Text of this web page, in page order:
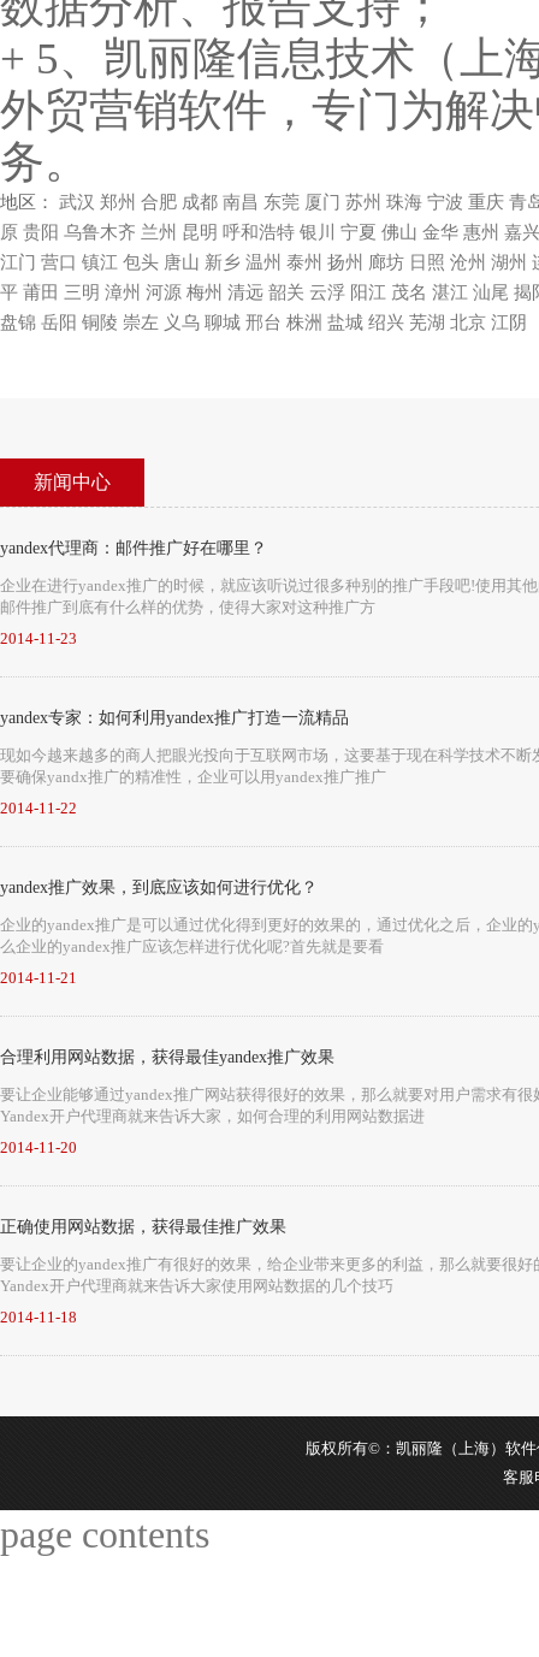
+ 5、凯丽隆信息技术（上
外贸营销软件，专门为解
务。
地区： 武汉 郑州 合肥 成都 南昌 东莞 厦门 苏州 珠海 宁波 重庆 青
原 贵阳 乌鲁木齐 兰州 昆明 呼和浩特 银川 宁夏 佛山 金华 惠州 嘉兴
江门 营口 镇江 包头 唐山 新乡 温州 泰州 扬州 廊坊 日照 沧州 湖州
平 莆田 三明 漳州 河源 梅州 清远 韶关 云浮 阳江 茂名 湛江 汕尾 揭
盘锦 岳阳 铜陵 崇左 义乌 聊城 邢台 株洲 盐城 绍兴 芜湖 北京 江阴
新闻中心
yandex代理商：邮件推广好在哪里？
企业在进行yandex推广的时候，就应该听说过很多种别的推广手段吧!使用其
邮件推广到底有什么样的优势，使得大家对这种推广方
2014-11-23
yandex专家：如何利用yandex推广打造一流精品
现如今越来越多的商人把眼光投向于互联网市场，这要基于现在科学技术不
要确保yandx推广的精准性，企业可以用yandex推广推广
2014-11-22
yandex推广效果，到底应该如何进行优化？
企业的yandex推广是可以通过优化得到更好的效果的，通过优化之后，企业
么企业的yandex推广应该怎样进行优化呢?首先就是要看
2014-11-21
合理利用网站数据，获得最佳yandex推广效果
要让企业能够通过yandex推广网站获得很好的效果，那么就要对用户需求有
Yandex开户代理商就来告诉大家，如何合理的利用网站数据进
2014-11-20
正确使用网站数据，获得最佳推广效果
要让企业的yandex推广有很好的效果，给企业带来更多的利益，那么就要很
Yandex开户代理商就来告诉大家使用网站数据的几个技巧
2014-11-18
版权所有©：凯丽隆（上海）软
客服
page contents